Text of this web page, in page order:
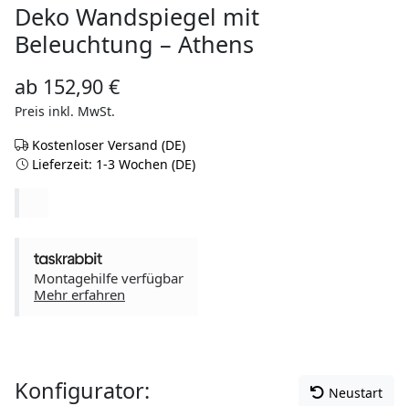
Deko Wandspiegel mit
Beleuchtung – Athens
ab 152,90 €
Preis inkl. MwSt.
Kostenloser Versand (DE)
Lieferzeit: 1-3 Wochen (DE)
Montagehilfe verfügbar
Mehr erfahren
Konfigurator: Neustart